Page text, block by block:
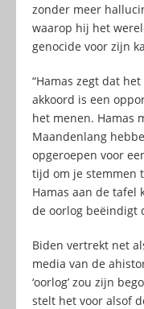
zonder meer
waarop hij het
genocide voor zijn
“Hamas zegt dat
akkoord is een
het menen. Hamas
Maandenlang
opgeroepen voor
tijd om je stemmen
Hamas aan de tafel
de oorlog beëindigt
Biden vertrekt net
media van de
‘oorlog’ zou zijn
stelt het voor alsof